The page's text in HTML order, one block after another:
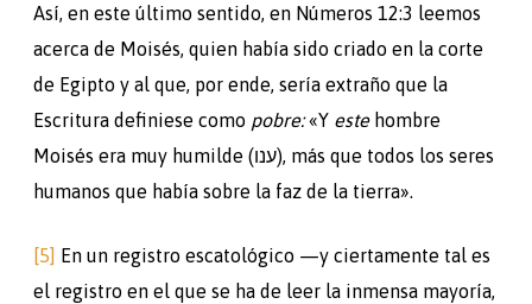
Así, en este último sentido, en Números 12:3 leemos
acerca de Moisés, quien había sido criado en la corte
de Egipto y al que, por ende, sería extraño que la
Escritura definiese como pobre:«Y este hombre
Moisés era muy humilde (ענו), más que todos los seres
humanos que había sobre la faz de la tierra».
[5] En un registro escatológico —y ciertamente tal es
el registro en el que se ha de leer la inmensa mayoría,